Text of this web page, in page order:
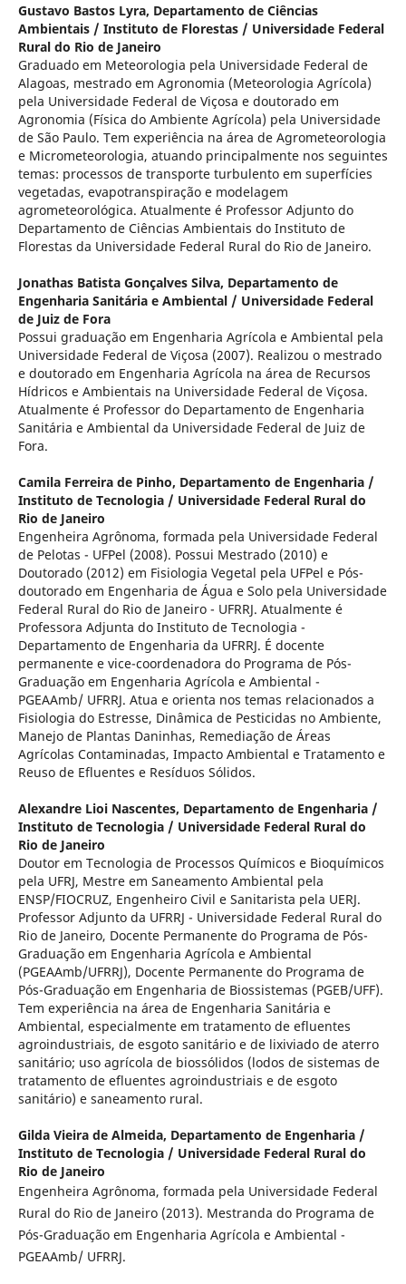
Gustavo Bastos Lyra, Departamento de Ciências
Ambientais / Instituto de Florestas / Universidade Federal
Rural do Rio de Janeiro
Graduado em Meteorologia pela Universidade Federal de
Alagoas, mestrado em Agronomia (Meteorologia Agrícola)
pela Universidade Federal de Viçosa e doutorado em
Agronomia (Física do Ambiente Agrícola) pela Universidade
de São Paulo. Tem experiência na área de Agrometeorologia
e Micrometeorologia, atuando principalmente nos seguintes
temas: processos de transporte turbulento em superfícies
vegetadas, evapotranspiração e modelagem
agrometeorológica. Atualmente é Professor Adjunto do
Departamento de Ciências Ambientais do Instituto de
Florestas da Universidade Federal Rural do Rio de Janeiro.
Jonathas Batista Gonçalves Silva, Departamento de
Engenharia Sanitária e Ambiental / Universidade Federal
de Juiz de Fora
Possui graduação em Engenharia Agrícola e Ambiental pela
Universidade Federal de Viçosa (2007). Realizou o mestrado
e doutorado em Engenharia Agrícola na área de Recursos
Hídricos e Ambientais na Universidade Federal de Viçosa.
Atualmente é Professor do Departamento de Engenharia
Sanitária e Ambiental da Universidade Federal de Juiz de
Fora.
Camila Ferreira de Pinho, Departamento de Engenharia /
Instituto de Tecnologia / Universidade Federal Rural do
Rio de Janeiro
Engenheira Agrônoma, formada pela Universidade Federal
de Pelotas - UFPel (2008). Possui Mestrado (2010) e
Doutorado (2012) em Fisiologia Vegetal pela UFPel e Pós-
doutorado em Engenharia de Água e Solo pela Universidade
Federal Rural do Rio de Janeiro - UFRRJ. Atualmente é
Professora Adjunta do Instituto de Tecnologia -
Departamento de Engenharia da UFRRJ. É docente
permanente e vice-coordenadora do Programa de Pós-
Graduação em Engenharia Agrícola e Ambiental -
PGEAAmb/ UFRRJ. Atua e orienta nos temas relacionados a
Fisiologia do Estresse, Dinâmica de Pesticidas no Ambiente,
Manejo de Plantas Daninhas, Remediação de Áreas
Agrícolas Contaminadas, Impacto Ambiental e Tratamento e
Reuso de Efluentes e Resíduos Sólidos.
Alexandre Lioi Nascentes, Departamento de Engenharia /
Instituto de Tecnologia / Universidade Federal Rural do
Rio de Janeiro
Doutor em Tecnologia de Processos Químicos e Bioquímicos
pela UFRJ, Mestre em Saneamento Ambiental pela
ENSP/FIOCRUZ, Engenheiro Civil e Sanitarista pela UERJ.
Professor Adjunto da UFRRJ - Universidade Federal Rural do
Rio de Janeiro, Docente Permanente do Programa de Pós-
Graduação em Engenharia Agrícola e Ambiental
(PGEAAmb/UFRRJ), Docente Permanente do Programa de
Pós-Graduação em Engenharia de Biossistemas (PGEB/UFF).
Tem experiência na área de Engenharia Sanitária e
Ambiental, especialmente em tratamento de efluentes
agroindustriais, de esgoto sanitário e de lixiviado de aterro
sanitário; uso agrícola de biossólidos (lodos de sistemas de
tratamento de efluentes agroindustriais e de esgoto
sanitário) e saneamento rural.
Gilda Vieira de Almeida, Departamento de Engenharia /
Instituto de Tecnologia / Universidade Federal Rural do
Rio de Janeiro
Engenheira Agrônoma, formada pela Universidade Federal
Rural do Rio de Janeiro (2013). Mestranda do Programa de
Pós-Graduação em Engenharia Agrícola e Ambiental -
PGEAAmb/ UFRRJ.